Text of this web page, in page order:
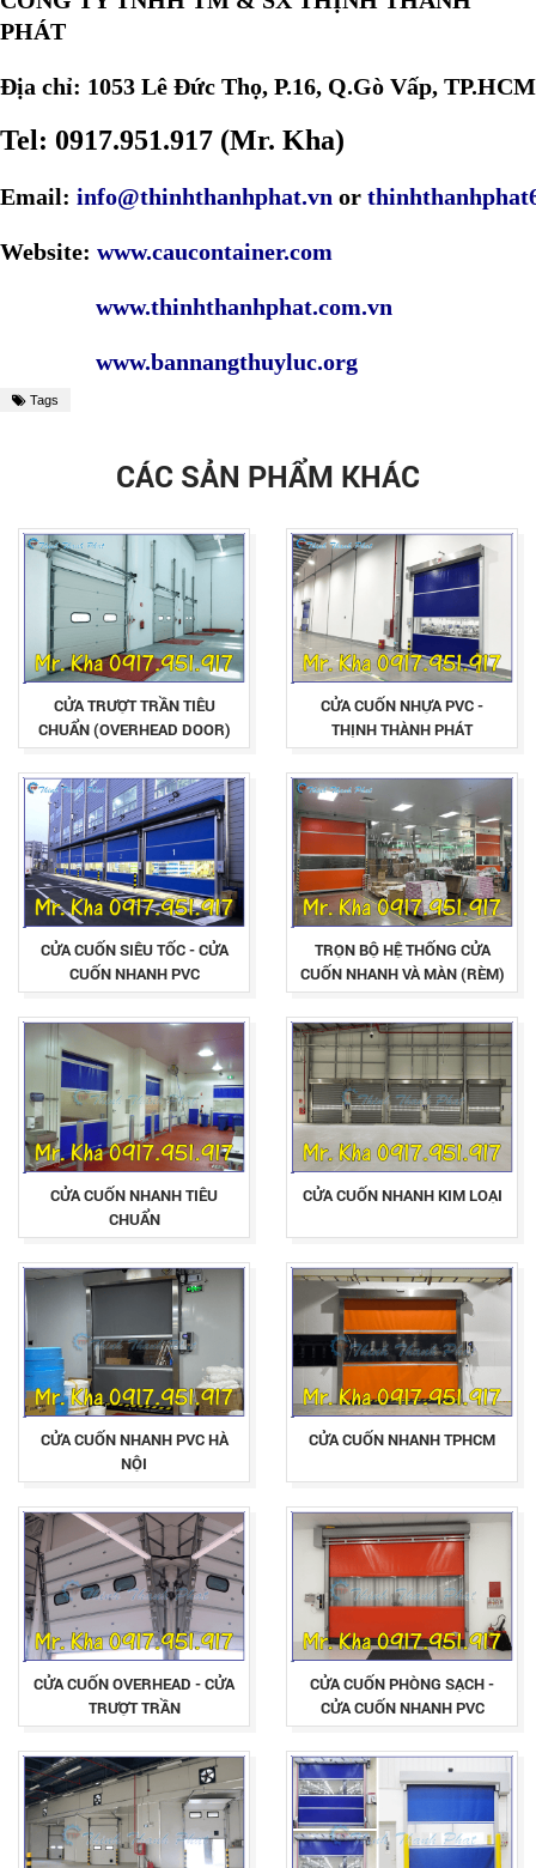
PHÁT
Địa chỉ: 1053 Lê Đức Thọ, P.16, Q.Gò Vấp, TP.HCM
Tel: 0917.951.917 (Mr. Kha)
Email: info@thinhthanhphat.vn or
Website: www.caucontainer.com
www.thinhthanhphat.com.vn
www.bannangthuyluc.org
Tags
CÁC SẢN PHẨM KHÁC
CỬA TRƯỢT TRẦN TIÊU
CHUẨN (OVERHEAD DOOR)
CỬA CUỐN NHỰA PVC -
THỊNH THÀNH PHÁT
CỬA CUỐN SIÊU TỐC - CỬA
CUỐN NHANH PVC
TRỌN BỘ HỆ THỐNG CỬA
CUỐN NHANH VÀ MÀN (RÈM)
NHỰA PVC TRONG SUỐT
CỬA CUỐN NHANH TIÊU
CHUẨN
CỬA CUỐN NHANH KIM LOẠI
CỬA CUỐN NHANH PVC HÀ
NỘI
CỬA CUỐN NHANH TPHCM
CỬA CUỐN OVERHEAD - CỬA
TRƯỢT TRẦN
CỬA CUỐN PHÒNG SẠCH -
CỬA CUỐN NHANH PVC